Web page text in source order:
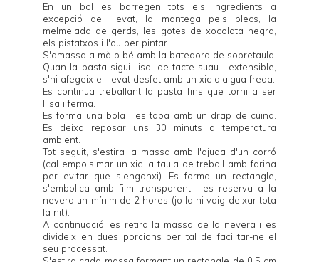
En un bol es barregen tots els ingredients a
excepció del llevat, la mantega pels plecs, la
melmelada de gerds, les gotes de xocolata negra,
els pistatxos i l'ou per pintar.
S'amassa a mà o bé amb la batedora de sobretaula.
Quan la pasta sigui llisa, de tacte suau i extensible,
s'hi afegeix el llevat desfet amb un xic d'aigua freda.
Es continua treballant la pasta fins que torni a ser
llisa i ferma.
Es forma una bola i es tapa amb un drap de cuina.
Es deixa reposar uns 30 minuts a temperatura
ambient.
Tot seguit, s'estira la massa amb l'ajuda d'un corró
(cal empolsimar un xic la taula de treball amb farina
per evitar que s'enganxi). Es forma un rectangle,
s'embolica amb film transparent i es reserva a la
nevera un mínim de 2 hores (jo la hi vaig deixar tota
la nit).
A continuació, es retira la massa de la nevera i es
divideix en dues porcions per tal de facilitar-ne el
seu processat.